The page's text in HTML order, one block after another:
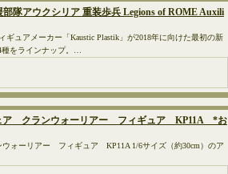
隊アウクシリア 重装歩兵 Legions of ROME Auxili
ュアメーカー「Kaustic Plastik」が2018年に向けた最初の新
をラインナップ。…
ア クランウォーリアー フィギュア KP11A *お
ォーリアー フィギュア KP11A 1/6サイズ（約30cm）のア